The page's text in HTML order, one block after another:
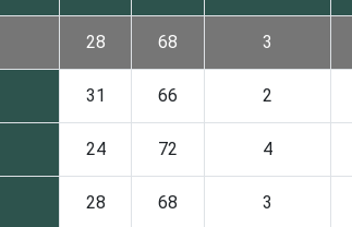
28 68 3
31 66 2
24 72 4
28 68 3